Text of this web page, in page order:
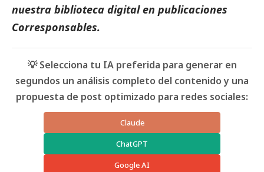
nuestra biblioteca digital en publicaciones
Corresponsables.
💡 Selecciona tu IA preferida para generar en
segundos un análisis completo del contenido y una
propuesta de post optimizado para redes sociales:
Claude
ChatGPT
Google AI